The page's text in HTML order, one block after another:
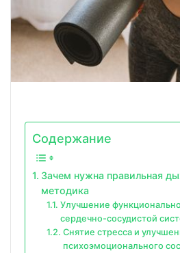
Содержание
Зачем нужна правильная
методика
Улучшение
сердечно-сосудистой
Снятие стресса и
психоэмоционального